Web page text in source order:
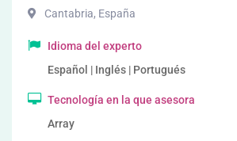
Cantabria, España
Idioma del experto
Español | Inglés | Portugués
Tecnología en la que asesora
Array